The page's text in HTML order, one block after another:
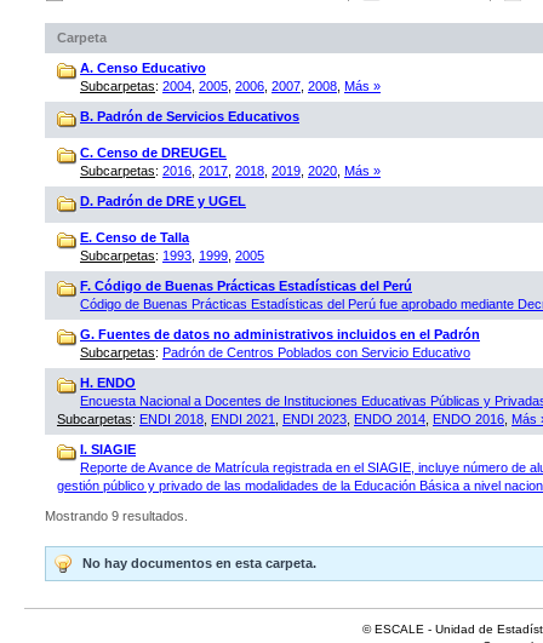
Carpeta
A. Censo Educativo
Subcarpetas: 2004 2005 2006 2007 2008 Más »
B. Padrón de Servicios Educativos
C. Censo de DREUGEL
Subcarpetas: 2016 2017 2018 2019 2020 Más »
D. Padrón de DRE y UGEL
E. Censo de Talla
Subcarpetas: 1993 1999 2005
F. Código de Buenas Prácticas Estadísticas del Perú
Código de Buenas Prácticas Estadísticas del Perú fue aprobado mediante
G. Fuentes de datos no administrativos incluidos en el Padrón
Subcarpetas: Padrón de Centros Poblados con Servicio Educativo
H. ENDO
Encuesta Nacional a Docentes de Instituciones Educativas Públicas y
Subcarpetas: ENDI 2018 ENDI 2021 ENDI 2023 ENDO 2014 ENDO 2016 Más
I. SIAGIE
Reporte de Avance de Matrícula registrada en el SIAGIE, incluye número de
gestión público y privado de las modalidades de la Educación Básica a nivel
Mostrando 9 resultados.
No hay documentos en esta carpeta.
© ESCALE - Unidad de